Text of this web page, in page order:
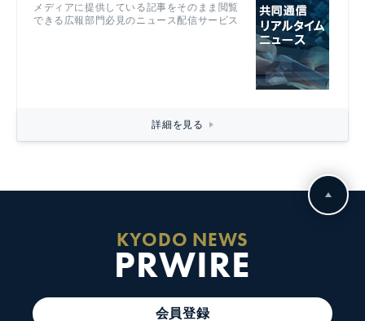
メディアに提供している記事をそのまま閲覧
できる広報部門必見のニュース配信サービス
詳細を見る
KYODO NEWS
PRWIRE
会員登録